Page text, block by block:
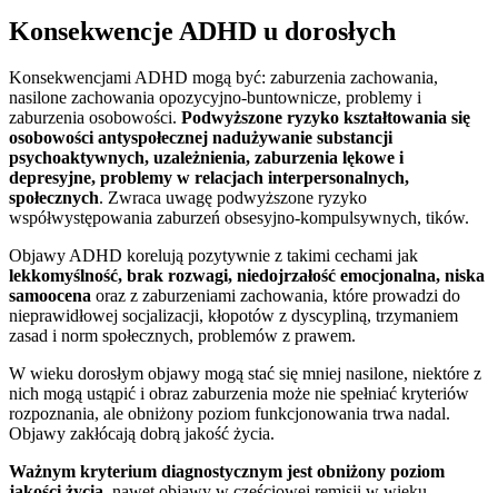
Konsekwencje ADHD u dorosłych
Konsekwencjami ADHD mogą być: zaburzenia zachowania,
nasilone zachowania opozycyjno-buntownicze, problemy i
zaburzenia osobowości. Podwyższone ryzyko kształtowania się
osobowości antyspołecznej nadużywanie substancji
psychoaktywnych, uzależnienia, zaburzenia lękowe i
depresyjne, problemy w relacjach interpersonalnych,
społecznych. Zwraca uwagę podwyższone ryzyko
współwystępowania zaburzeń obsesyjno-kompulsywnych, tików.
Objawy ADHD korelują pozytywnie z takimi cechami jak
lekkomyślność, brak rozwagi, niedojrzałość emocjonalna, niska
samoocena oraz z zaburzeniami zachowania, które prowadzi do
nieprawidłowej socjalizacji, kłopotów z dyscypliną, trzymaniem
zasad i norm społecznych, problemów z prawem.
W wieku dorosłym objawy mogą stać się mniej nasilone, niektóre z
nich mogą ustąpić i obraz zaburzenia może nie spełniać kryteriów
rozpoznania, ale obniżony poziom funkcjonowania trwa nadal.
Objawy zakłócają dobrą jakość życia.
Ważnym kryterium diagnostycznym jest obniżony poziom